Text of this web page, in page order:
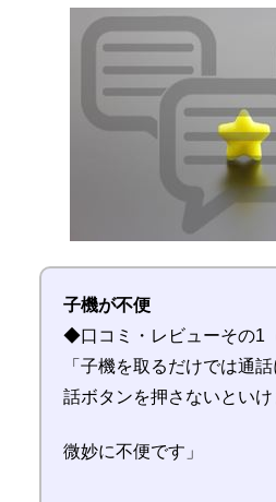
子機が不便
◆口コミ・レビューその1
「子機を取るだけでは通
話ボタンを押さないといけ
微妙に不便です」